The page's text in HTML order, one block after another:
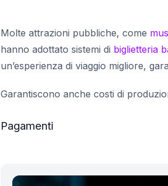
Molte attrazioni pubbliche, come
hanno adottato sistemi di biglietteria
un’esperienza di viaggio migliore,
Garantiscono anche costi di
Pagamenti